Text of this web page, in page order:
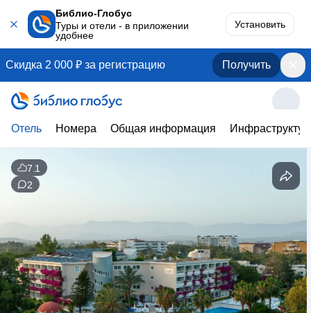
Библио-Глобус
Туры и отели - в приложении
удобнее
Установить
Скидка 2 000 ₽ за регистрацию Получить
Отель Номера Общая информация
7.1
2